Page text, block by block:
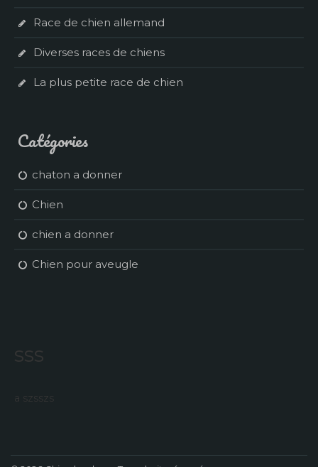
Race de chien allemand
Diverses races de chiens
La plus petite race de chien
Catégories
chaton a donner
Chien
chien a donner
Chien pour aveugle
sss
a szsszs